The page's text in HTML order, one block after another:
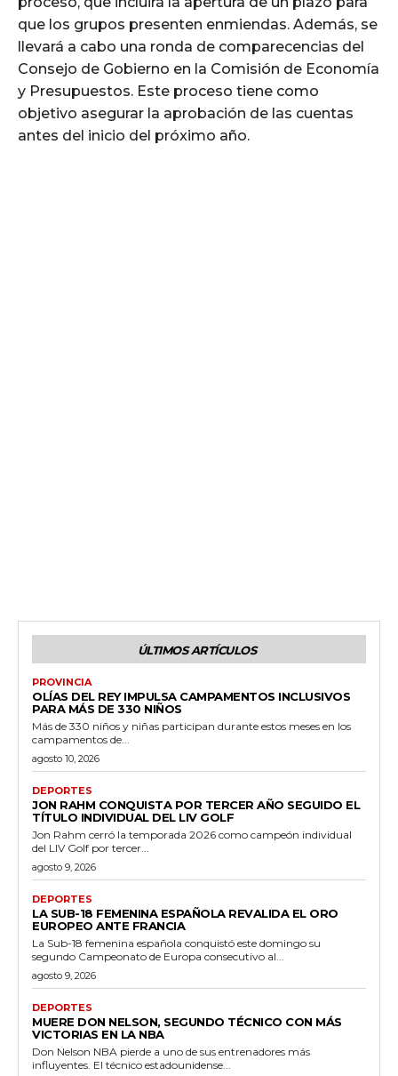
que los grupos presenten enmiendas. Además, se
llevará a cabo una ronda de comparecencias del
Consejo de Gobierno en la Comisión de Economía
y Presupuestos. Este proceso tiene como
objetivo asegurar la aprobación de las cuentas
antes del inicio del próximo año.
ÚLTIMOS ARTÍCULOS
PROVINCIA
OLÍAS DEL REY IMPULSA CAMPAMENTOS INCLUSIVOS
PARA MÁS DE 330 NIÑOS
Más de 330 niños y niñas participan durante estos meses en los
campamentos de...
agosto 10, 2026
DEPORTES
JON RAHM CONQUISTA POR TERCER AÑO SEGUIDO EL
TÍTULO INDIVIDUAL DEL LIV GOLF
Jon Rahm cerró la temporada 2026 como campeón individual
del LIV Golf por tercer...
agosto 9, 2026
DEPORTES
LA SUB-18 FEMENINA ESPAÑOLA REVALIDA EL ORO
EUROPEO ANTE FRANCIA
La Sub-18 femenina española conquistó este domingo su
segundo Campeonato de Europa consecutivo al...
agosto 9, 2026
DEPORTES
MUERE DON NELSON, SEGUNDO TÉCNICO CON MÁS
VICTORIAS EN LA NBA
Don Nelson NBA pierde a uno de sus entrenadores más
influyentes. El técnico estadounidense...